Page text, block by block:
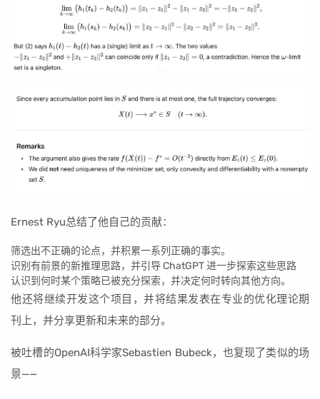
Ernest Ryu总结了他自己的贡献：
筛选出不正确的论点，并积累一系列正确的事实。
识别有前景的新推理思路，并引导 ChatGPT 进一步探索这些思路
认识到何时某个策略已被充分探索，并决定何时转向其他方向。
他还将继续开发这个项目，并将结果发表在专业的优化理论期
刊上，并分享更新和未来的部分。
被吐槽的OpenAI科学家Sebastien Bubeck，也复现了类似的场
景——